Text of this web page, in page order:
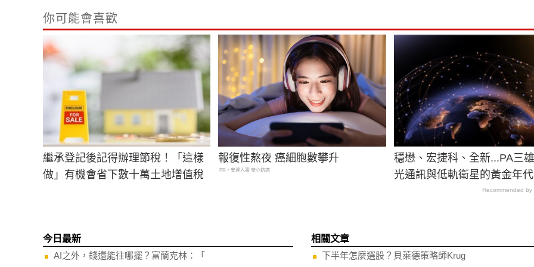
你可能會喜歡
繼承登記後記得辦理節稅！「這樣
做」有機會省下數十萬土地增值稅
報復性熬夜 癌細胞數攀升
PR・安達人壽 安心抗癌
穩懋、宏捷科、全新...PA三
光通訊與低軌衛星的黃金年代
Recommended by
今日最新
AI之外，錢還能往哪擺？富蘭克林：「
相關文章
下半年怎麼選股？貝萊德策略師Krug